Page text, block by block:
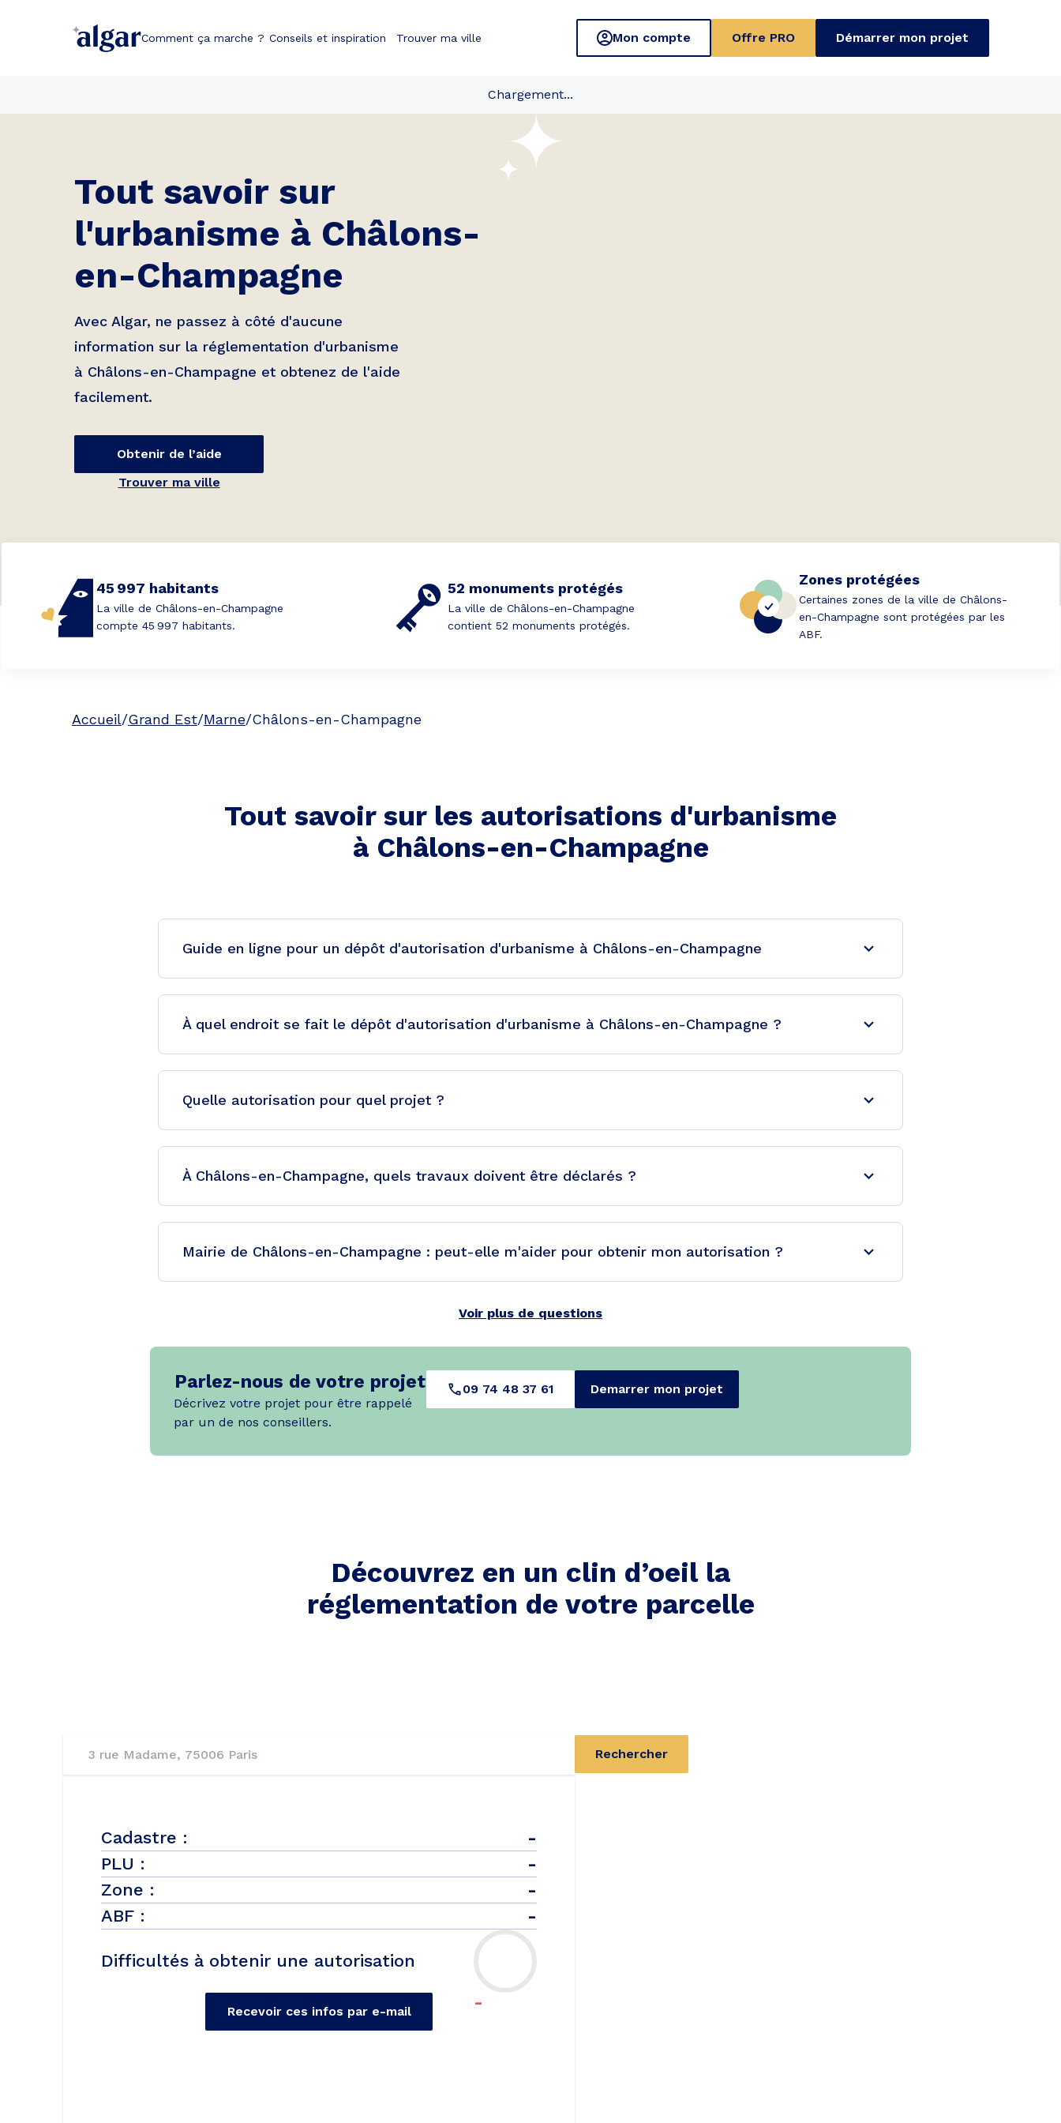
Comment ça marche ? Conseils et inspiration Trouver ma ville Mon compte Offre PRO Démarrer mon projet
Chargement...
Tout savoir sur
l'urbanisme à Châlons-
en-Champagne
Avec Algar, ne passez à côté d'aucune
information sur la réglementation d'urbanisme
à Châlons-en-Champagne et obtenez de l'aide
facilement.
Obtenir de l’aide
Trouver ma ville
45 997 habitants
La ville de Châlons-en-Champagne
compte 45 997 habitants.
52 monuments protégés
La ville de Châlons-en-Champagne
contient 52 monuments protégés.
Zones protégées
Certaines zones de la ville de Châlons-
en-Champagne sont protégées par les
ABF.
Accueil/Grand Est/Marne/Châlons-en-Champagne
Tout savoir sur les autorisations d'urbanisme
à Châlons-en-Champagne
Guide en ligne pour un dépôt d'autorisation d'urbanisme à Châlons-en-Champagne
À quel endroit se fait le dépôt d'autorisation d'urbanisme à Châlons-en-Champagne ?
Quelle autorisation pour quel projet ?
À Châlons-en-Champagne, quels travaux doivent être déclarés ?
Mairie de Châlons-en-Champagne : peut-elle m'aider pour obtenir mon autorisation ?
Voir plus de questions
Parlez-nous de votre projet
Décrivez votre projet pour être rappelé
par un de nos conseillers.
09 74 48 37 61 Demarrer mon projet
Découvrez en un clin d’oeil la
réglementation de votre parcelle
Rechercher
Cadastre :
-
PLU :
-
Zone :
-
ABF :
-
Difficultés à obtenir une autorisation
-
Recevoir ces infos par e-mail